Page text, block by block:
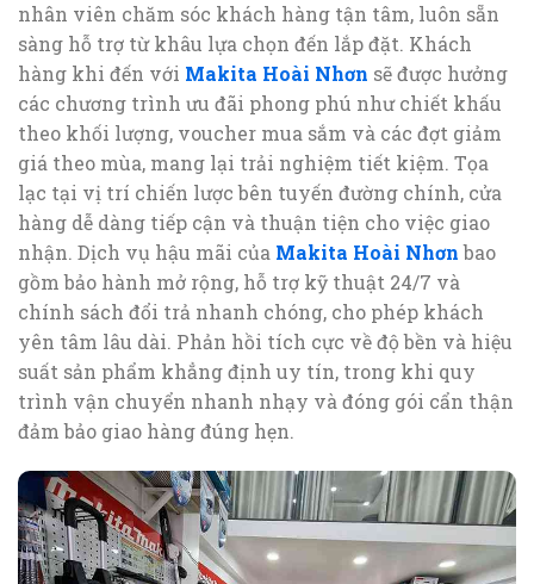
nhân viên chăm sóc khách hàng tận tâm, luôn sẵn
sàng hỗ trợ từ khâu lựa chọn đến lắp đặt. Khách
hàng khi đến với Makita Hoài Nhơn sẽ được hưởng
các chương trình ưu đãi phong phú như chiết khấu
theo khối lượng, voucher mua sắm và các đợt giảm
giá theo mùa, mang lại trải nghiệm tiết kiệm. Tọa
lạc tại vị trí chiến lược bên tuyến đường chính, cửa
hàng dễ dàng tiếp cận và thuận tiện cho việc giao
nhận. Dịch vụ hậu mãi của Makita Hoài Nhơnbao
gồm bảo hành mở rộng, hỗ trợ kỹ thuật 24/7 và
chính sách đổi trả nhanh chóng, cho phép khách
yên tâm lâu dài. Phản hồi tích cực về độ bền và hiệu
suất sản phẩm khẳng định uy tín, trong khi quy
trình vận chuyển nhanh nhạy và đóng gói cẩn thận
đảm bảo giao hàng đúng hẹn.